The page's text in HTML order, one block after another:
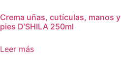
Crema uñas, cutículas, manos y
pies D’SHILA 250ml
Leer más